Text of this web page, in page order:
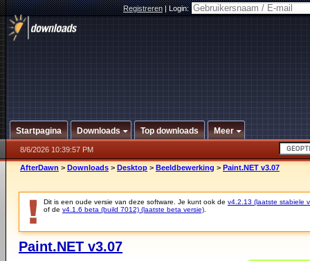
Registreren|Login:
Startpagina Downloads Top downloads Meer
8/6/2026 10:39:57 PM
AfterDawn > Downloads > Desktop > Beeldbewerking > Paint.NET v3.07
Dit is een oude versie van deze software. Je kunt ook de v4.2.13 (laatste stabiele
of de v4.1.6 beta (build 7012) (laatste beta versie)
Paint.NET v3.07